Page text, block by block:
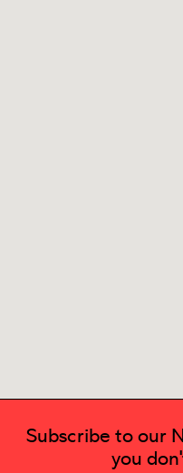
Subscribe to our
you